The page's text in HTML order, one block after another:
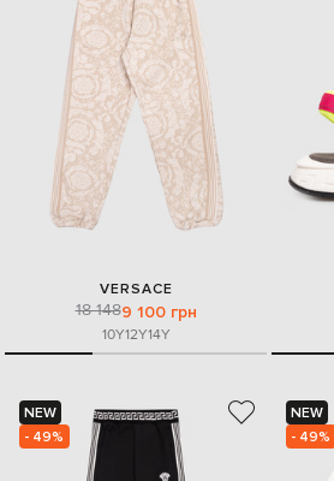
VERSACE
18 1489 100 грн
10Y12Y14Y
NEW
- 49%
NEW
- 49%